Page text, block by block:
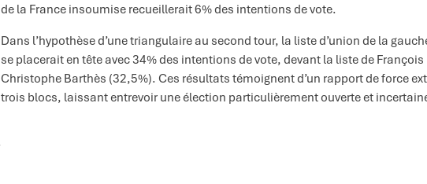
de la France insoumise recueillerait 6% des intentions de vote.
Dans l’hypothèse d’une triangulaire au second tour, la liste d’union de la
se placerait en tête avec 34% des intentions de vote, devant la liste de
Christophe Barthès (32,5%). Ces résultats témoignent d’un rapport de force
trois blocs, laissant entrevoir une élection particulièrement ouverte et